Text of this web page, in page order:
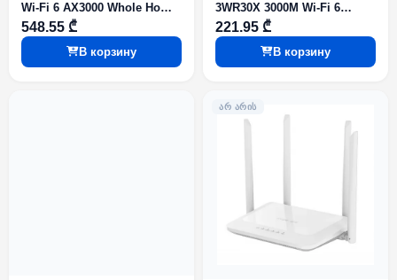
Wi-Fi 6 AX3000 Whole Home
Mesh Wi-Fi System
548.55 ₾
В корзину
3WR30X 3000M Wi-Fi 6
Wireless
221.95 ₾
В корзину
ᲐᲠ ᲐᲠᲘᲡ